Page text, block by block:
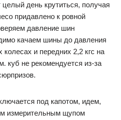
день крутиться, получая
придавлено к ровной
давление шин
качаем шины до давления
колесах и передних 2,2 кгс на
куб не рекомендуется из-за
под капотом, идем,
измерительным щупом